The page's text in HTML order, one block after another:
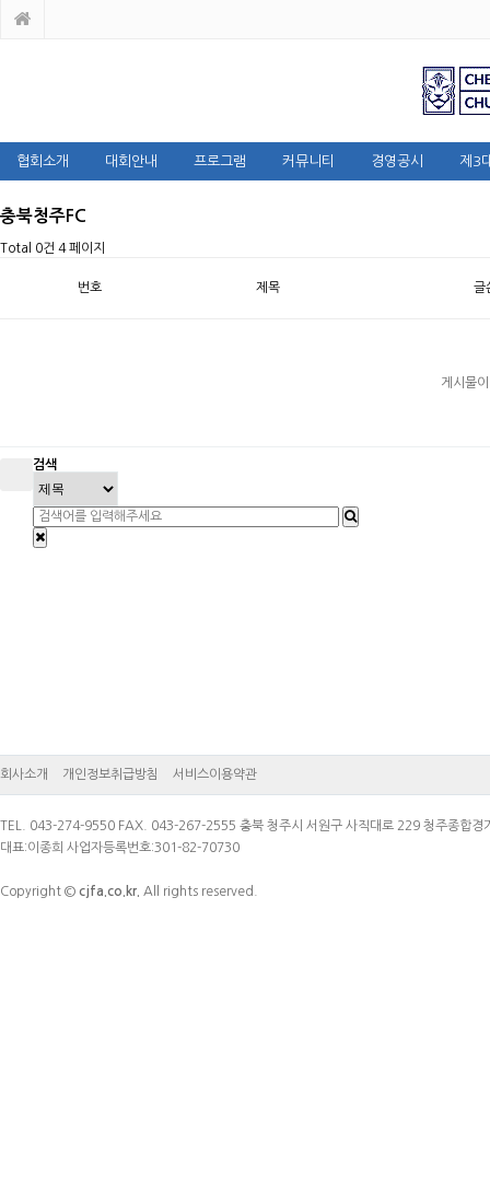
협회소개 대회안내 프로그램 커뮤니티 경영공시 제3
충북청주FC
Total 0건 4 페이지
번호 제목 글
게시물
검색
회사소개 개인정보취급방침 서비스이용약관
TEL. 043-274-9550 FAX. 043-267-2555 충북 청주시 서원구 사직대로 229 청주종합경
대표:이종희 사업자등록번호:301-82-70730
Copyright © cjfa.co.kr. All rights reserved.